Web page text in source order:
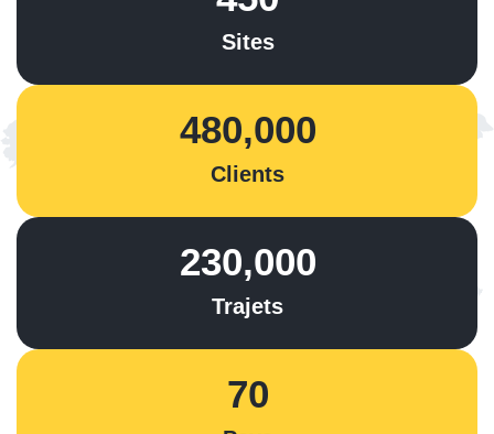
Sites
480,000
Clients
230,000
Trajets
70